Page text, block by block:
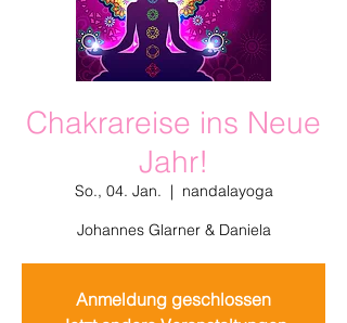
Chakrareise ins Neue
Jahr!
So., 04. Jan.
  |
nandalayoga
Johannes Glarner & Daniela
Anmeldung geschlossen